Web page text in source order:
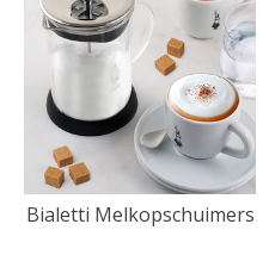
Bialetti Melkopschuimers